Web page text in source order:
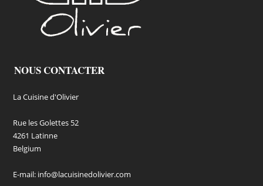
NOUS CONTACTER
La Cuisine d'Olivier
Rue les Golettes 52
4261 Latinne
Belgium
E-mail: info@lacuisinedolivier.com